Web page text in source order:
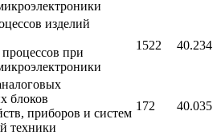
изделий
при
1522 40.234
блоков
приборов и систем
техники
172 40.035